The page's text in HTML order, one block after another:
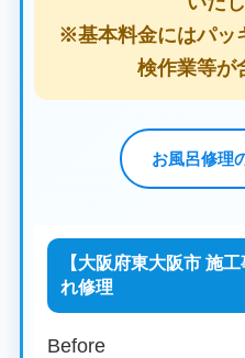
※基本料金にはパッ
検作業等が
お風呂修理
【大阪府東大阪市 施
れ修理
Before